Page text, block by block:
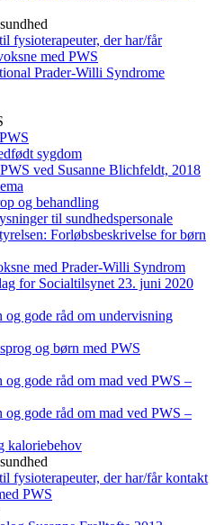
fysioterapeuter, der har/får
med PWS
Prader-Willi Syndrome
sygdom
ved Susanne Blichfeldt, 2018
og behandling
til sundhedspersonale
Forløbsbeskrivelse for børn
med Prader-Willi Syndrom
for Socialtilsynet 23. juni 2020
og gode råd om undervisning
og børn med PWS
og gode råd om mad ved PWS –
og gode råd om mad ved PWS –
kaloriebehov
fysioterapeuter, der har/får kontakt
PWS